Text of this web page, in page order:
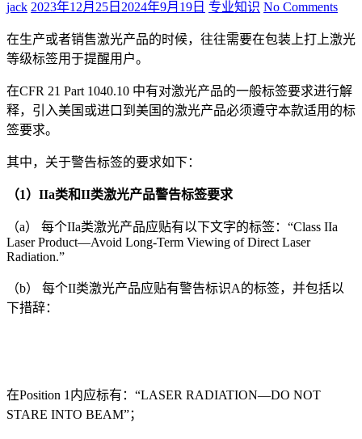
jack 2023年12月25日 2024年9月19日 专业知识 No Comments
在生产或者销售激光产品的时候，往往需要在包装上打上激光
等级标签用于提醒用户。
在CFR 21 Part 1040.10 中有对激光产品的一般标签要求进行解
释，引入美国或进口到美国的激光产品必须遵守本款适用的标
签要求。
其中，关于警告标签的要求如下：
（1）IIa类和II类激光产品警告标签要求
（a） 每个IIa类激光产品应贴有以下文字的标签：“Class IIa
Laser Product—Avoid Long-Term Viewing of Direct Laser
Radiation.”
（b） 每个II类激光产品应贴有警告标识A的标签，并包括以
下措辞：
在Position 1内应标有：“LASER RADIATION—DO NOT
STARE INTO BEAM”；